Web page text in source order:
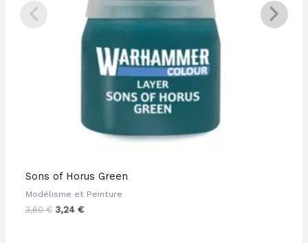
Sons of Horus Green
Modélisme et Peinture
3,60€ 3,24€